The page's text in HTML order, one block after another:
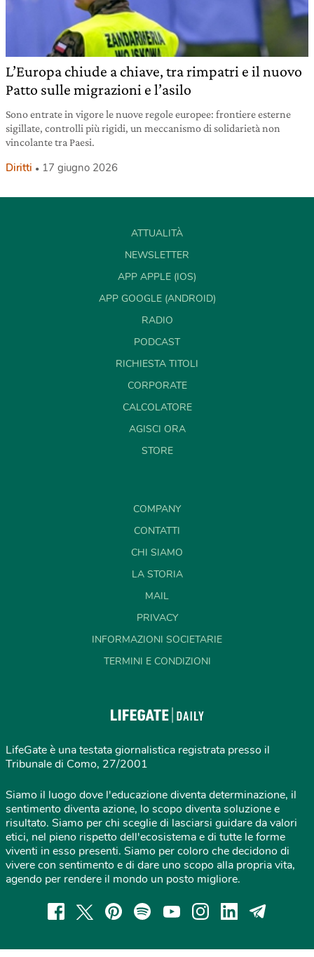
L’Europa chiude a chiave, tra rimpatri e il nuovo
Patto sulle migrazioni e l’asilo
Sono entrate in vigore le nuove regole europee: frontiere esterne
sigillate, controlli più rigidi, un meccanismo di solidarietà non
vincolante tra Paesi.
Diritti 17 giugno 2026
ATTUALITÀ
NEWSLETTER
APP APPLE (IOS)
APP GOOGLE (ANDROID)
RADIO
PODCAST
RICHIESTA TITOLI
CORPORATE
CALCOLATORE
AGISCI ORA
STORE
COMPANY
CONTATTI
CHI SIAMO
LA STORIA
MAIL
PRIVACY
INFORMAZIONI SOCIETARIE
TERMINI E CONDIZIONI
LifeGate è una testata giornalistica registrata presso il
Tribunale di Como, 27/2001
Siamo il luogo dove l'educazione diventa determinazione, il
sentimento diventa azione, lo scopo diventa soluzione e
risultato. Siamo per chi sceglie di lasciarsi guidare da valori
etici, nel pieno rispetto dell'ecosistema e di tutte le forme
viventi in esso presenti. Siamo per coloro che decidono di
vivere con sentimento e di dare uno scopo alla propria vita,
agendo per rendere il mondo un posto migliore.